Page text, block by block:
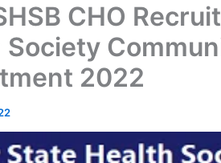
CHO
Society
2022